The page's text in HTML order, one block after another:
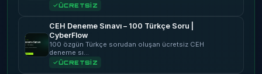
ÜCRETSİZ
CEH Deneme Sınavı – 100 Türkçe Soru |
CyberFlow
100 özgün Türkçe sorudan oluşan ücretsiz CEH
deneme sı…
ÜCRETSİZ